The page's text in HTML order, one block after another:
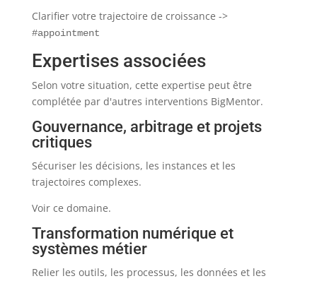
Clarifier votre trajectoire de croissance ->
#appointment
Expertises associées
Selon votre situation, cette expertise peut être
complétée par d'autres interventions BigMentor.
Gouvernance, arbitrage et projets
critiques
Sécuriser les décisions, les instances et les
trajectoires complexes.
Voir ce domaine.
Transformation numérique et
systèmes métier
Relier les outils, les processus, les données et les